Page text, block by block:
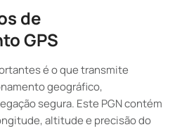
de
GPS
é o que transmite
geográfico,
segura. Este PGN contém
altitude e precisão do